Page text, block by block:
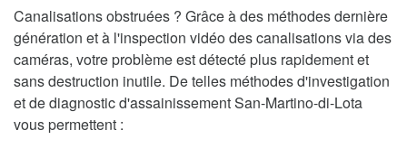
Canalisations obstruées ? Grâce à des méthodes dernière
génération et à l'inspection vidéo des canalisations via des
caméras, votre problème est détecté plus rapidement et
sans destruction inutile. De telles méthodes d'investigation
et de diagnostic d'assainissement San-Martino-di-Lota
vous permettent :